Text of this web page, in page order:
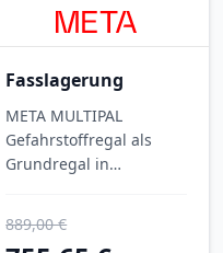
Fasslagerung
META MULTIPAL
Gefahrstoffregal als
Grundregal in
Auffangwanne Typ 4 —
889,00 €